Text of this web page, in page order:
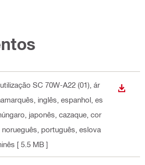
SC 70W-A22 (01) , ár
inglês, espanhol, es
japonês, cazaque, cor
português, eslova
[ 5.5 MB ]